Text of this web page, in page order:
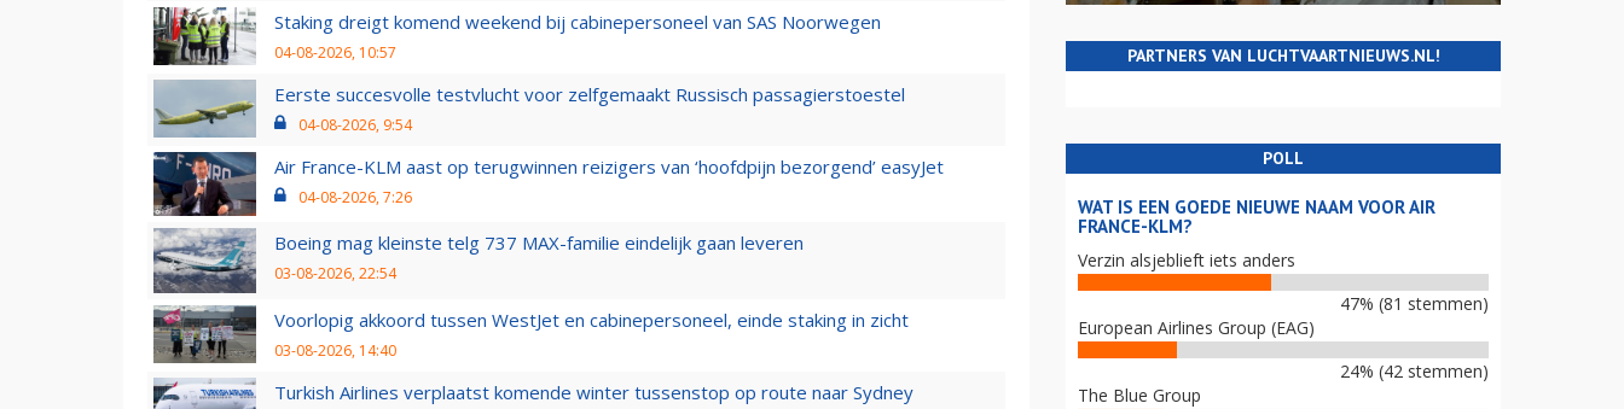
Staking dreigt komend weekend bij cabinepersoneel van SAS Noorwegen
04-08-2026, 10:57
Eerste succesvolle testvlucht voor zelfgemaakt Russisch passagierstoestel
04-08-2026, 9:54
Air France-KLM aast op terugwinnen reizigers van ‘hoofdpijn bezorgend’ easyJet
04-08-2026, 7:26
Boeing mag kleinste telg 737 MAX-familie eindelijk gaan leveren
03-08-2026, 22:54
Voorlopig akkoord tussen WestJet en cabinepersoneel, einde staking in zicht
03-08-2026, 14:40
Turkish Airlines verplaatst komende winter tussenstop op route naar Sydney
PARTNERS VAN LUCHTVAARTNIEUWS.NL!
POLL
WAT IS EEN GOEDE NIEUWE NAAM VOOR AIR
FRANCE-KLM?
Verzin alsjeblieft iets anders
47% (81 stemmen)
European Airlines Group (EAG)
24% (42 stemmen)
The Blue Group